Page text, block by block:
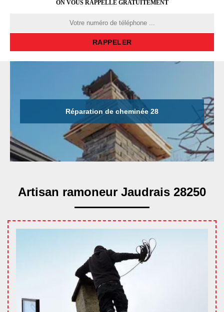
ON VOUS RAPPELLE GRATUITEMENT
Réparation de cheminée 28
Artisan ramoneur Jaudrais 28250